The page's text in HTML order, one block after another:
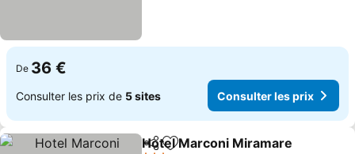
De 36 €
Consulter les prix de 5 sites Consulter les prix
Partager
Hotel Marconi Miramare